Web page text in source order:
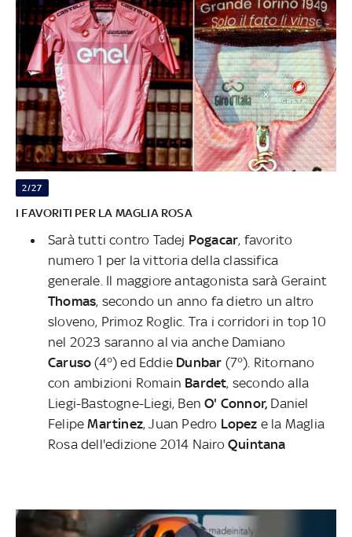
2/27
I FAVORITI PER LA MAGLIA ROSA
Sarà tutti contro Tadej Pogacar, favorito
numero 1 per la vittoria della classifica
generale. Il maggiore antagonista sarà Geraint
Thomas, secondo un anno fa dietro un altro
sloveno, Primoz Roglic. Tra i corridori in top 10
nel 2023 saranno al via anche Damiano
Caruso(4°) ed Eddie Dunbar (7°). Ritornano
con ambizioni Romain Bardet, secondo alla
Liegi-Bastogne-Liegi, BenO' Connor, Daniel
FelipeMartinez, Juan Pedro Lopez e la Maglia
Rosa dell'edizione 2014 Nairo Quintana